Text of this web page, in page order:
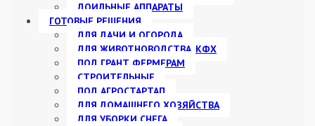
ДОИЛЬНЫЕ АППАРАТЫ
ГОТОВЫЕ РЕШЕНИЯ
ДЛЯ ДАЧИ И ОГОРОДА
ДЛЯ ЖИВОТНОВОДСТВА, КФХ
ПОД ГРАНТ ФЕРМЕРАМ
СТРОИТЕЛЬНЫЕ
ПОД АГРОСТАРТАП
ДЛЯ ДОМАШНЕГО ХОЗЯЙСТВА
ДЛЯ УБОРКИ СНЕГА